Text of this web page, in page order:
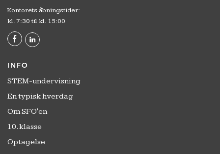
Kontorets åbningstider:
kl. 7:30 til kl. 15:00
INFO
STEM-undervisning
En typisk hverdag
Om SFO'en
10. klasse
Optagelse